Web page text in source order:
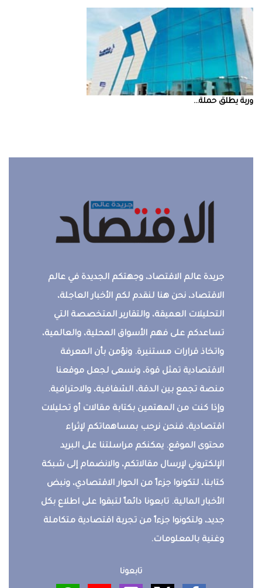
‮‬وربة‮‬‭ ‬يطلق‭ ‬حملة‭ ...
جريدة عالم الاقتصاد، وجهتكم الجديدة في عالم
الاقتصاد، نحن هنا لنقدم لكم الأخبار العاجلة،
التحليلات العميقة، والتقارير المتخصصة التي
تساعدكم على فهم الأسواق المحلية، والعالمية،
واتخاذ قرارات مستنيرة. ونؤمن بأن المعرفة
الاقتصادية تمثل قوة، ونسعى لجعل موقعنا
منصة تجمع بين الدقة، الشفافية، والاحترافية.
وإذا كنت من المهتمين بكتابة مقالات أو تحليلات
اقتصادية، فنحن نرحب بمساهماتكم لإثراء
محتوى الموقع. يمكنكم مراسلتنا على البريد
الإلكتروني لإرسال مقالاتكم، والانضمام إلى شبكة
كتابنا، لتكونوا جزءاً من الحوار الاقتصادي، ونبض
الأخبار المالية. تابعونا دائماً لتبقوا على اطلاع بكل
جديد، ولتكونوا جزءاً من تجربة اقتصادية متكاملة
وغنية بالمعلومات.
تابعونا